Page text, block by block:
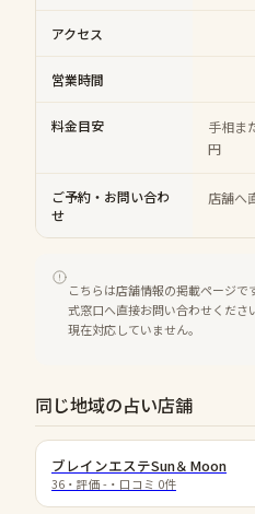
アクセス
営業時間
料金目安
手相ま
円
ご予約・お問い合わ
せ
店舗へ
こちらは店舗情報の掲載ページ
式窓口へ直接お問い合わせくださ
現在対応していません。
同じ地域の占い店舗
ブレインエステSun＆Moon
36 ・評価 - ・口コミ 0件